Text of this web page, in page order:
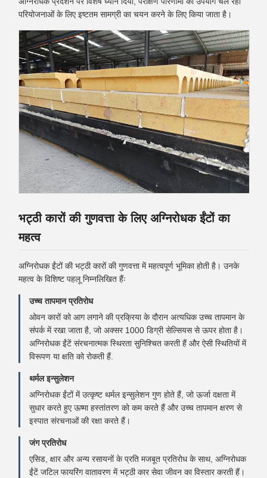
परियोजनाओं के लिए इष्टतम सामग्री का चयन करने के लिए किया जाता है।
भट्ठी कारों की गुणवत्ता के लिए अग्निरोधक ईंटों का
महत्व
अग्निरोधक ईंटों की भट्ठी कारों की गुणवत्ता में महत्वपूर्ण भूमिका होती है। उनके
महत्व के विशिष्ट पहलू निम्नलिखित हैंः
उच्च तापमान प्रतिरोध
ओवन कारों को आग लगाने की प्रक्रिया के दौरान अत्यधिक उच्च तापमान के
संपर्क में रखा जाता है, जो अक्सर 1000 डिग्री सेल्सियस से ऊपर होता है।
अग्निरोधक ईंटें संरचनात्मक स्थिरता सुनिश्चित करती हैं और ऐसी स्थितियों में
विरूपण या क्षति को रोकती हैं.
थर्मल इन्सुलेशन
अग्निरोधक ईंटों में उत्कृष्ट थर्मल इन्सुलेशन गुण होते हैं, जो ऊर्जा दक्षता में
सुधार करते हुए ऊष्मा हस्तांतरण को कम करते हैं और उच्च तापमान क्षरण से
इस्पात संरचनाओं की रक्षा करते हैं।
जंग प्रतिरोध
एसिड, क्षार और अन्य रसायनों के प्रति मजबूत प्रतिरोध के साथ, अग्निरोधक
ईंटें जटिल फायरिंग वातावरण में भट्ठी कार सेवा जीवन का विस्तार करती हैं।